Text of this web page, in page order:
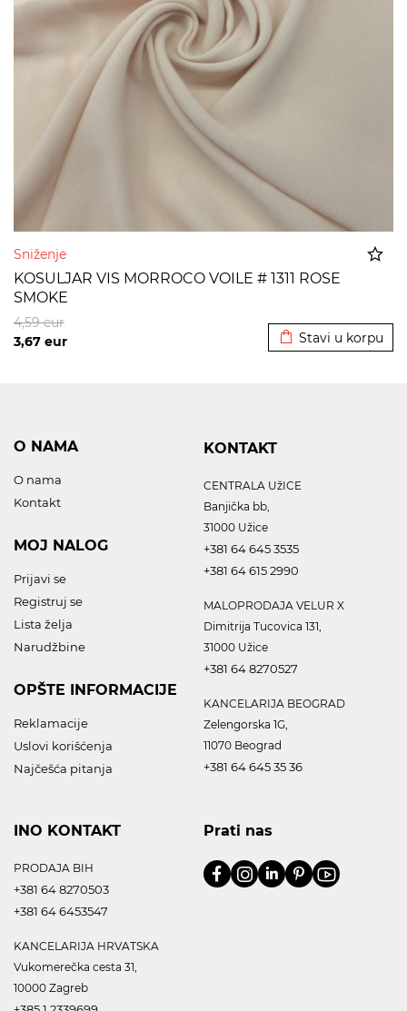
Sniženje
KOSULJAR VIS MORROCO VOILE # 1311 ROSE
SMOKE
3,67 eur
4,59eur
Stavi u korpu
O NAMA
O nama
Kontakt
MOJ NALOG
Prijavi se
Registruj se
Lista želja
Narudžbine
OPŠTE INFORMACIJE
Reklamacije
Uslovi korišćenja
Najčešća pitanja
KONTAKT
CENTRALA UžICE
Banjička bb,
31000 Užice
+381 64 645 3535
+381 64 615 2990
MALOPRODAJA VELUR X
Dimitrija Tucovica 131,
31000 Užice
+381 64 8270527
KANCELARIJA BEOGRAD
Zelengorska 1G,
11070 Beograd
+381 64 645 35 36
INO KONTAKT
PRODAJA BIH
+381 64 8270503
+381 64 6453547
KANCELARIJA HRVATSKA
Vukomerečka cesta 31,
10000 Zagreb
Prati nas